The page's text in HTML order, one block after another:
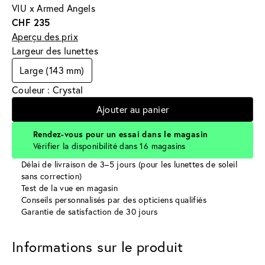
VIU x Armed Angels
CHF 235
Aperçu des prix
Largeur des lunettes
Large (143 mm)
Couleur : Crystal
Ajouter au panier
Rendez-vous pour un essai dans le magasin
Vérifier la disponibilité dans 16 magasins
Délai de livraison de 3–5 jours (pour les lunettes de soleil
sans correction)
Test de la vue en magasin
Conseils personnalisés par des opticiens qualifiés
Garantie de satisfaction de 30 jours
Informations sur le produit